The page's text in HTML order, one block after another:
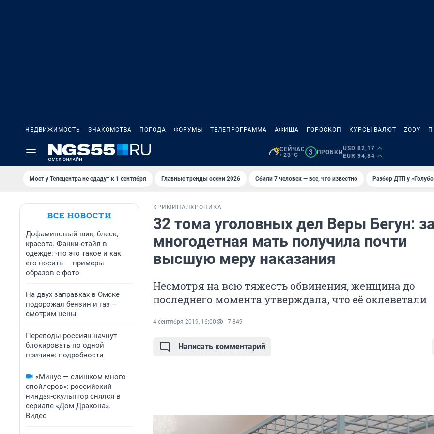
НЕДВИЖИМОСТЬ ЗНАКОМСТВА ПОГОДА ФОРУМЫ ТЕЛЕПРОГРАММА АФИША ГОРОСКОП КУРСЫ ВАЛЮТ ZODY
СЕЙЧАС
+23°C
3 ПРОБКИ
USD 82,17
EUR 94,84
Мост у Телецентра не сдадут к 1 сентября Главные тренды осени 2026 Сбили 7 человек — все, что известно Разбор ДТП у
ВСЕ НОВОСТИ
Дофаминовый шик, блеск,
красота. Фанки-стайл в
одежде: что это такое и как
его носить — примеры
образов с фото
На двух заправках в Омске
подорожал бензин и газ —
смотрим цены
Переводы россиян начнут
блокировать по одной
причине: подробности
«Минус — слишком много
спойлеров»: российский
ниндзя-скульптор снялся в
сериале «Дом Дракона».
Видео
КРИМИНАЛХРОНИКА
32 тома уголовных дел Веры Бегун:
многодетная мать получила почти
высшую меру наказания
Несмотря на всю тяжесть обвинения, женщина до
последнего момента утверждала, что её оклеветали
4 сентября 2019, 16:00 7 849
Написать комментарий